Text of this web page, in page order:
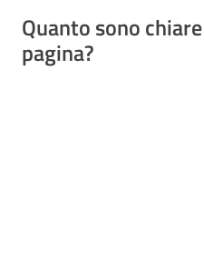
Quanto sono
pagina?